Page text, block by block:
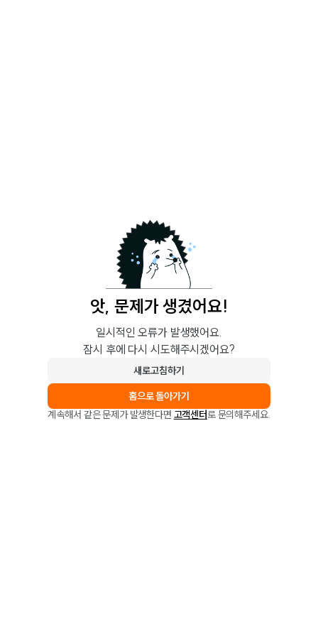
앗, 문제가 생겼어요!
일시적인 오류가 발생했어요.
잠시 후에 다시 시도해주시겠어요?
새로고침하기
홈으로 돌아가기
계속해서 같은 문제가 발생한다면 고객센터로 문의해주세요.